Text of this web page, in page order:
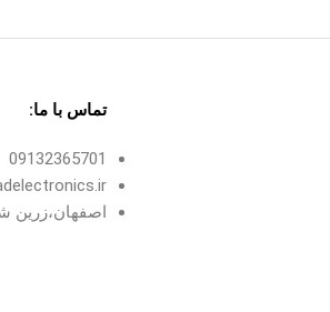
تماس با ما:
09132365701
اصفهان،زرین